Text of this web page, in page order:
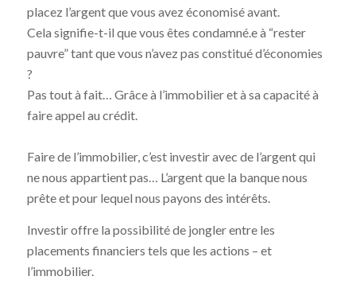
placez l’argent que vous avez économisé avant.
Cela signifie-t-il que vous êtes condamné.e à “rester
pauvre” tant que vous n’avez pas constitué d’économies
?
Pas tout à fait… Grâce à l’immobilier et à sa capacité à
faire appel au crédit.
Faire de l’immobilier, c’est investir avec de l’argent qui
ne nous appartient pas… L’argent que la banque nous
prête et pour lequel nous payons des intérêts.
Investir offre la possibilité de jongler entre les
placements financiers tels que les actions – et
l’immobilier.